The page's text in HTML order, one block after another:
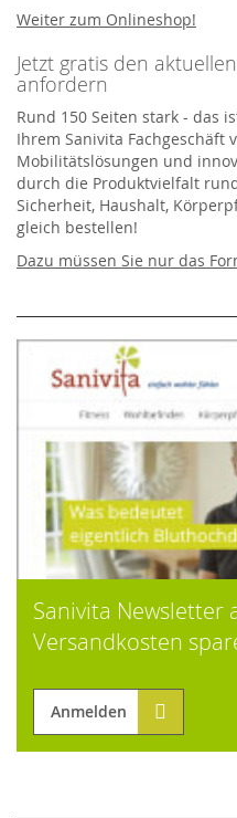
Weiter zum Onlineshop!
Jetzt gratis den
anfordern
Rund 150 Seiten stark - das
Ihrem Sanivita Fachgeschäft
Mobilitätslösungen und
durch die Produktvielfalt
Sicherheit, Haushalt,
gleich bestellen!
Dazu müssen Sie nur das
Sanivita Newsletter
Versandkosten
Anmelden